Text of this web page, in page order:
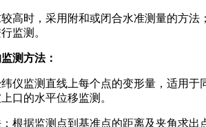
时，采用附和或闭合水准测量的方法
监测。
测方法：
监测直线上每个点的变形量，适用于
口的水平位移监测。
据监测点到基准点的距离及夹角求出